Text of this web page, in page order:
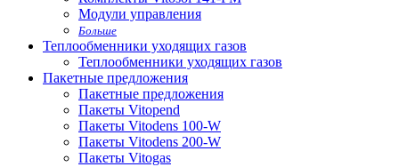
Модули управления
Больше
Теплообменники уходящих газов
Теплообменники уходящих газов
Пакетные предложения
Пакетные предложения
Пакеты Vitopend
Пакеты Vitodens 100-W
Пакеты Vitodens 200-W
Пакеты Vitogas